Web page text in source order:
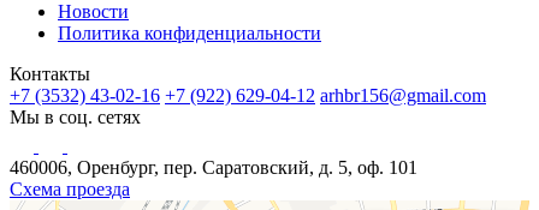
Новости
Политика конфиденциальности
Контакты
+7 (3532) 43-02-16 +7 (922) 629-04-12 arhbr156@gmail.com
Мы в соц. сетях
460006, Оренбург, пер. Саратовский, д. 5, оф. 101
Схема проезда